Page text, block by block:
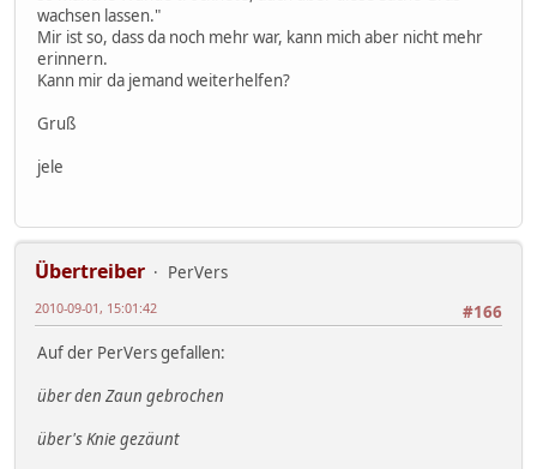
wachsen lassen."
Mir ist so, dass da noch mehr war, kann mich aber nicht mehr
erinnern.
Kann mir da jemand weiterhelfen?
Gruß
jele
Übertreiber
PerVers
#166
2010-09-01, 15:01:42
Auf der PerVers gefallen:
über den Zaun gebrochen
über's Knie gezäunt